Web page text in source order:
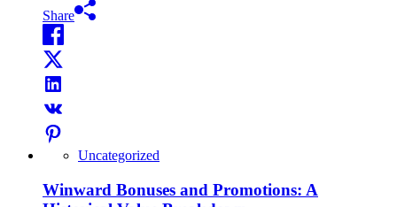
Share
Uncategorized
Winward Bonuses and Promotions: A